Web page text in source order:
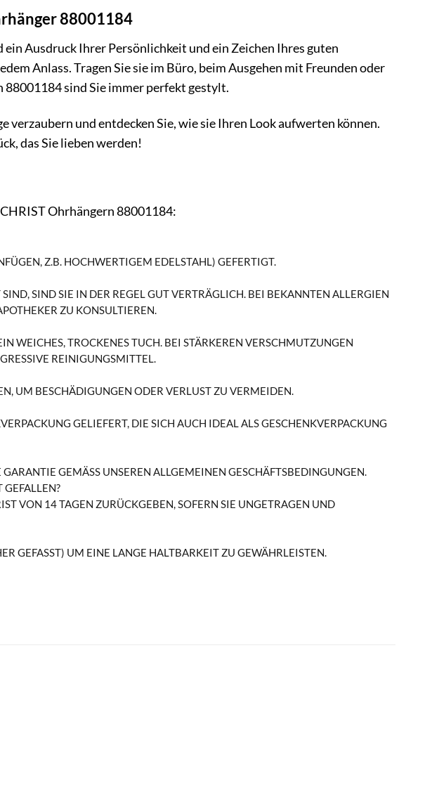
88001184
Ausdruck Ihrer Persönlichkeit und ein Zeichen Ihres guten
Anlass. Tragen Sie sie im Büro, beim Ausgehen mit Freunden oder
88001184 sind Sie immer perfekt gestylt.
verzaubern und entdecken Sie, wie sie Ihren Look aufwerten können.
das Sie lieben werden!
Ohrhängern 88001184:
Z.B. HOCHWERTIGEM EDELSTAHL) GEFERTIGT.
SIND SIE IN DER REGEL GUT VERTRÄGLICH. BEI BEKANNTEN ALLERGIEN
ZU KONSULTIEREN.
WEICHES, TROCKENES TUCH. BEI STÄRKEREN VERSCHMUTZUNGEN
REINIGUNGSMITTEL.
UM BESCHÄDIGUNGEN ODER VERLUST ZU VERMEIDEN.
GELIEFERT, DIE SICH AUCH IDEAL ALS GESCHENKVERPACKUNG
GEMÄSS UNSEREN ALLGEMEINEN GESCHÄFTSBEDINGUNGEN.
VON 14 TAGEN ZURÜCKGEBEN, SOFERN SIE UNGETRAGEN UND
GEFASST) UM EINE LANGE HALTBARKEIT ZU GEWÄHRLEISTEN.